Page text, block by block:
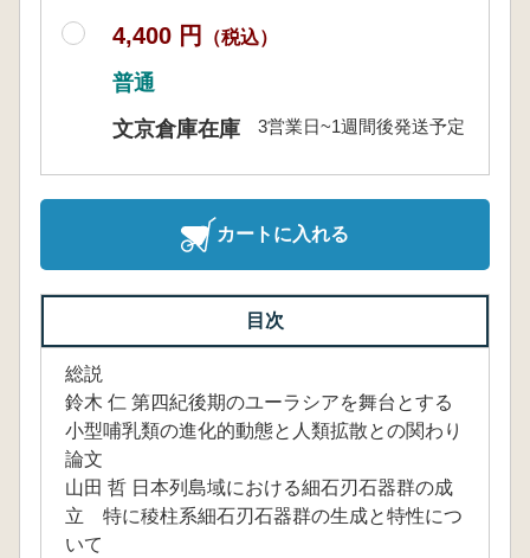
4,400 円 （税込）
普通
文京倉庫在庫
3営業日~1週間後発送予定
カートに入れる
目次
総説
鈴木 仁 第四紀後期のユーラシアを舞台とする
小型哺乳類の進化的動態と人類拡散との関わり
論文
山田 哲 日本列島域における細石刃石器群の成
立 特に稜柱系細石刃石器群の生成と特性につ
いて